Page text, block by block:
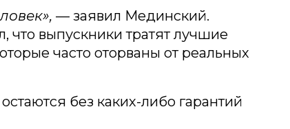
— заявил Мединский.
выпускники тратят лучшие
часто оторваны от реальных
без каких-либо гарантий